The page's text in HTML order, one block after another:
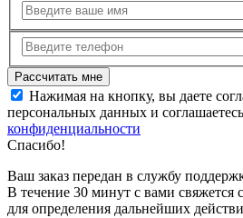
Нажимая на кнопку, вы даете
персональных данных и
конфиденциальности
Спасибо!
Ваш заказ передан в службу
В течение 30 минут с вами свяжется
для определения дальнейших